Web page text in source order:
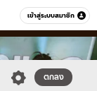
เข้าสู่ระบบสมาชิก
หมวดอื่นๆ
ตกลง